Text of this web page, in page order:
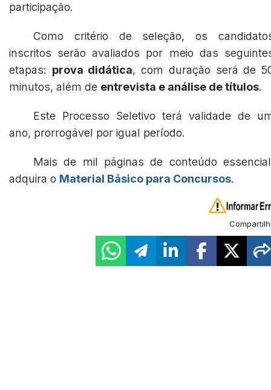
participação.
Como critério de seleção, os
inscritos serão avaliados por meio das
etapas: prova didática, com duração será de
minutos, além de entrevista e análise de títulos.
Este Processo Seletivo terá validade de
ano, prorrogável por igual período.
Mais de mil páginas de conteúdo
adquira o Material Básico para Concursos.